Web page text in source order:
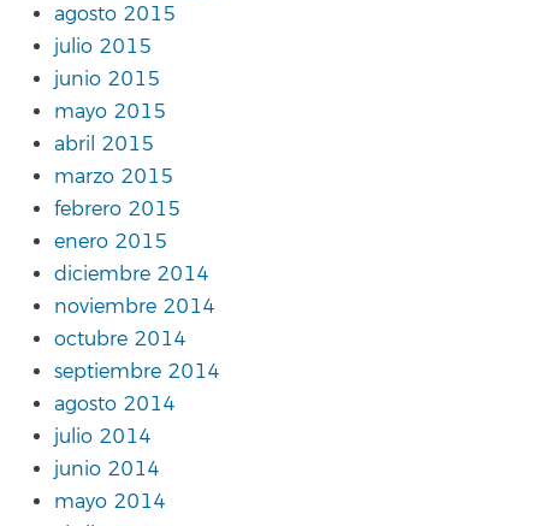
agosto 2015
julio 2015
junio 2015
mayo 2015
abril 2015
marzo 2015
febrero 2015
enero 2015
diciembre 2014
noviembre 2014
octubre 2014
septiembre 2014
agosto 2014
julio 2014
junio 2014
mayo 2014